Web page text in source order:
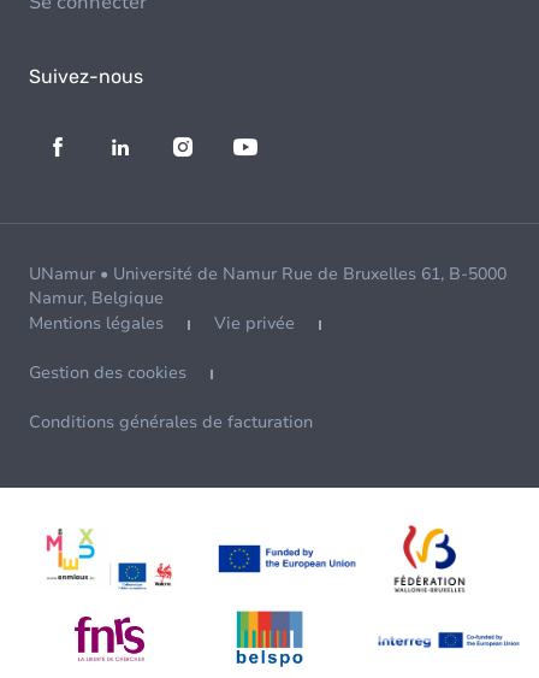
Suivez-nous
UNamur • Université de Namur Rue de Bruxelles 61, B-5000
Namur, Belgique
Mentions légales
Vie privée
Gestion des cookies
Conditions générales de facturation